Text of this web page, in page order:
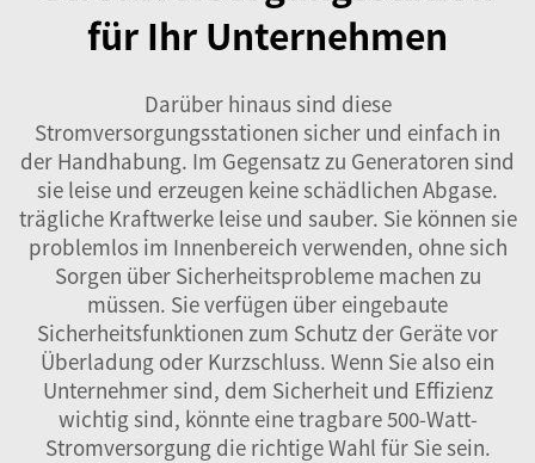
für Ihr Unternehmen
Darüber hinaus sind diese
Stromversorgungsstationen sicher und einfach in
der Handhabung. Im Gegensatz zu Generatoren sind
sie leise und erzeugen keine schädlichen Abgase.
trägliche Kraftwerke leise und sauber. Sie können sie
problemlos im Innenbereich verwenden, ohne sich
Sorgen über Sicherheitsprobleme machen zu
müssen. Sie verfügen über eingebaute
Sicherheitsfunktionen zum Schutz der Geräte vor
Überladung oder Kurzschluss. Wenn Sie also ein
Unternehmer sind, dem Sicherheit und Effizienz
wichtig sind, könnte eine tragbare 500-Watt-
Stromversorgung die richtige Wahl für Sie sein.